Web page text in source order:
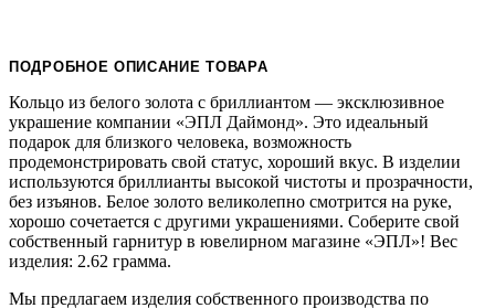
ПОДРОБНОЕ ОПИСАНИЕ ТОВАРА
Кольцо из белого золота с бриллиантом — эксклюзивное
украшение компании «ЭПЛ Даймонд». Это идеальный
подарок для близкого человека, возможность
продемонстрировать свой статус, хороший вкус. В изделии
используются бриллианты высокой чистоты и прозрачности,
без изъянов. Белое золото великолепно смотрится на руке,
хорошо сочетается с другими украшениями. Соберите свой
собственный гарнитур в ювелирном магазине «ЭПЛ»! Вес
изделия: 2.62 грамма.
Мы предлагаем изделия собственного производства по